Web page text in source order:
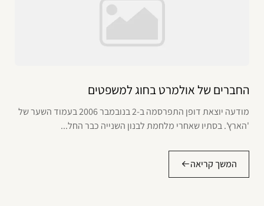
החברים של אולמרט בחוג למשפטים
מודעה יוצאת דופן התפרסמה ב-2 בנובמבר 2006 בעמוד השער של
'הארץ'. בסתיו שאחרי מלחמת לבנון השנייה כבר החל...
המשך קריאה